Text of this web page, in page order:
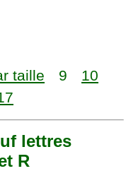
taille 9
10
lettres
R